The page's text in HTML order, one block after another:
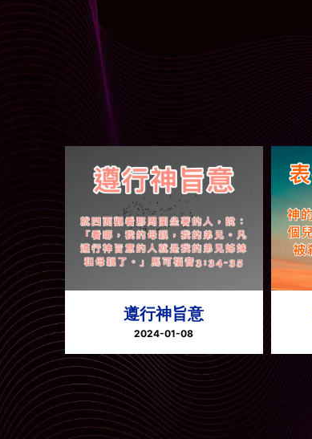
遵行神旨意
2024-01-08